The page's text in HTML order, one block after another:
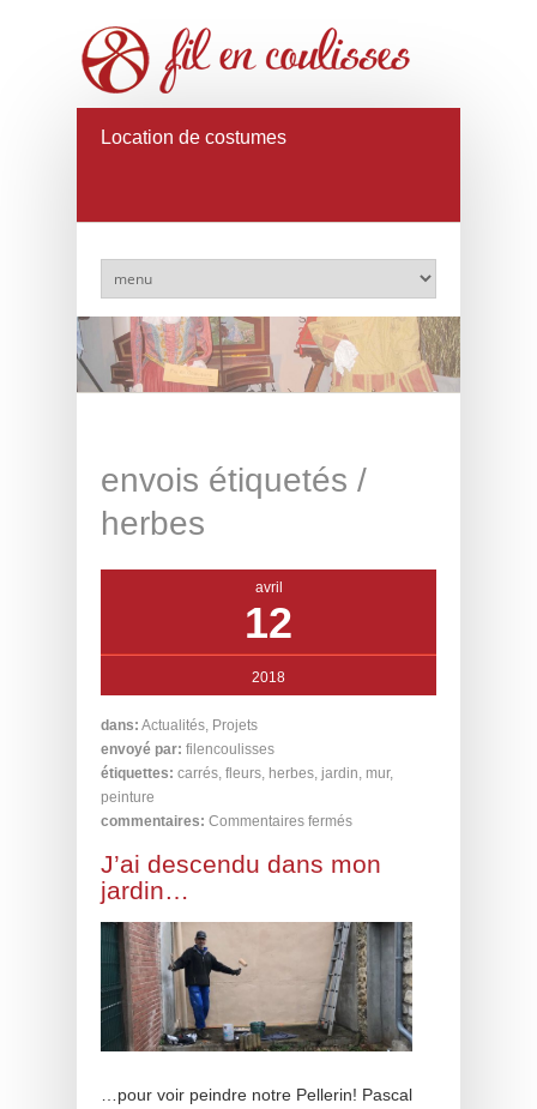
Location de costumes
envois étiquetés /
herbes
avril
12
2018
dans: Actualités, Projets
envoyé par: filencoulisses
étiquettes: carrés, fleurs, herbes, jardin, mur,
peinture
commentaires: Commentaires fermés
J’ai descendu dans mon
jardin…
…pour voir peindre notre Pellerin! Pascal